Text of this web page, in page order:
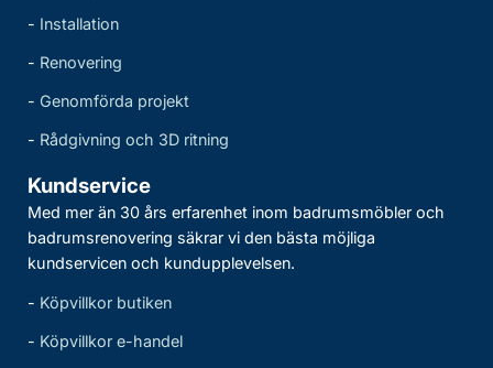
- Installation
- Renovering
- Genomförda projekt
- Rådgivning och 3D ritning
Kundservice
Med mer än 30 års erfarenhet inom badrumsmöbler och
badrumsrenovering säkrar vi den bästa möjliga
kundservicen och kundupplevelsen.
- Köpvillkor butiken
- Köpvillkor e-handel